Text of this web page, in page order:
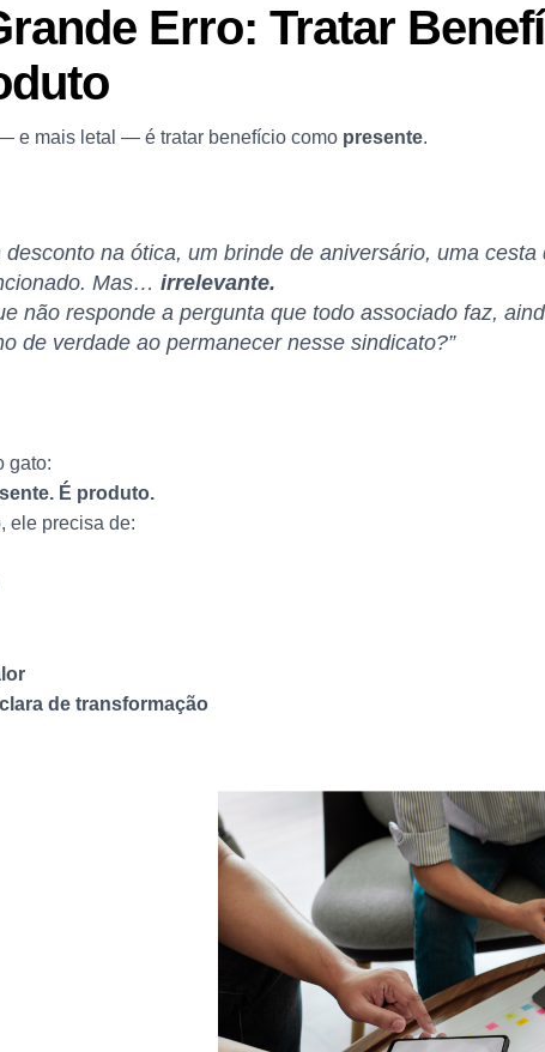
Erro: Tratar
e mais letal — é tratar benefício como presente.
desconto na ótica, um brinde de aniversário, uma
Mas… irrelevante.
não responde a pergunta que todo associado faz,
de verdade ao permanecer nesse sindicato?”
gato:
É produto.
ele precisa de:
de transformação